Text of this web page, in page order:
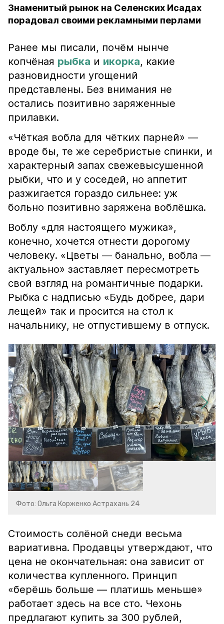
Знаменитый рынок на Селенских Исадах
порадовал своими рекламными перлами
Ранее мы писали, почём нынче
копчёная рыбка и икорка, какие
разновидности угощений
представлены. Без внимания не
остались позитивно заряженные
прилавки.
«Чёткая вобла для чётких парней» —
вроде бы, те же серебристые спинки, и
характерный запах свежевысушенной
рыбки, что и у соседей, но аппетит
разжигается гораздо сильнее: уж
больно позитивно заряжена воблёшка.
Воблу «для настоящего мужика»,
конечно, хочется отнести дорогому
человеку. «Цветы — банально, вобла —
актуально» заставляет пересмотреть
свой взгляд на романтичные подарки.
Рыбка с надписью «Будь добрее, дари
лещей» так и просится на стол к
начальнику, не отпустившему в отпуск.
Фото: Ольга Корженко Астрахань 24
Стоимость солёной снеди весьма
вариативна. Продавцы утверждают, что
цена не окончательная: она зависит от
количества купленного. Принцип
«берёшь больше — платишь меньше»
работает здесь на все сто. Чехонь
предлагают купить за 300 рублей,